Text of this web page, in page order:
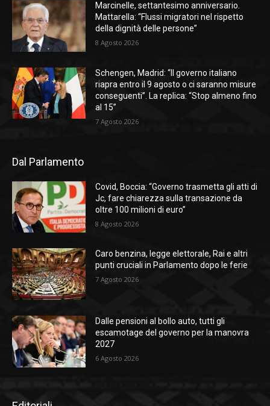
Marcinelle, settantesimo anniversario.
Mattarella: “Flussi migratori nel rispetto
della dignità delle persone”
8 Agosto 2026
Schengen, Madrid: “Il governo italiano
riapra entro il 9 agosto o ci saranno misure
conseguenti”. La replica: “Stop almeno fino
al 15”
7 Agosto 2026
Dal Parlamento
Covid, Boccia: “Governo trasmetta gli atti di
Jc, fare chiarezza sulla transazione da
oltre 100 milioni di euro”
8 Agosto 2026
Caro benzina, legge elettorale, Rai e altri
punti cruciali in Parlamento dopo le ferie
7 Agosto 2026
Dalle pensioni al bollo auto, tutti gli
escamotage del governo per la manovra
2027
6 Agosto 2026